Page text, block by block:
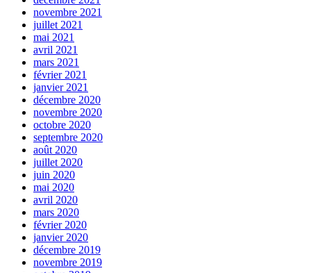
novembre 2021
juillet 2021
mai 2021
avril 2021
mars 2021
février 2021
janvier 2021
décembre 2020
novembre 2020
octobre 2020
septembre 2020
août 2020
juillet 2020
juin 2020
mai 2020
avril 2020
mars 2020
février 2020
janvier 2020
décembre 2019
novembre 2019